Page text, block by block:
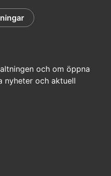
och om öppna
nyheter och aktuell